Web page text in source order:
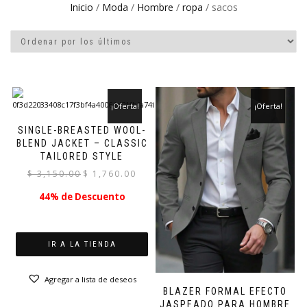
Inicio / Moda / Hombre / ropa / sacos
SINGLE-BREASTED WOOL-
BLEND JACKET – CLASSIC
TAILORED STYLE
¡Oferta!
$3,150.00 El
original
$ 1,760.00
precio
actual
$ 1,760.00.
44% de Descuento
IR A LA TIENDA
Agregar a lista de deseos
BLAZER FORMAL EFECTO
JASPEADO PARA HOMBRE
¡Oferta!